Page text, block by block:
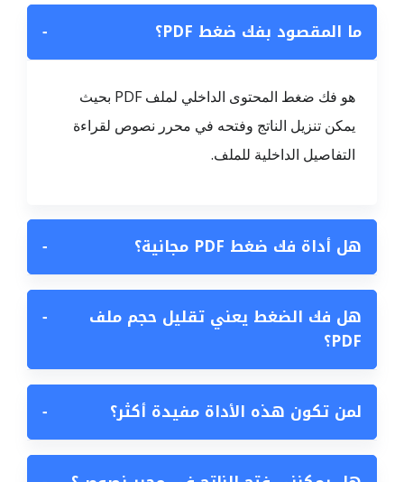
ما المقصود بفك ضغط PDF؟ −
هو فك ضغط المحتوى الداخلي لملف PDF بحيث
يمكن تنزيل الناتج وفتحه في محرر نصوص لقراءة
التفاصيل الداخلية للملف.
هل أداة فك ضغط PDF مجانية؟ −
هل فك الضغط يعني تقليل حجم ملف
PDF؟
−
لمن تكون هذه الأداة مفيدة أكثر؟ −